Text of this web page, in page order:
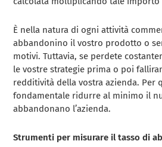
È nella natura di ogni attività
abbandonino il vostro prodotto o
motivi. Tuttavia, se perdete
le vostre strategie prima o poi
redditività della vostra azienda. Per
fondamentale ridurre al minimo il
abbandonano l’azienda.
Strumenti per misurare il tasso di